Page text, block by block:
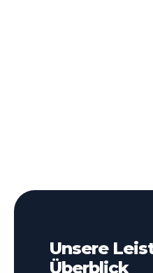
Unsere
Überblick